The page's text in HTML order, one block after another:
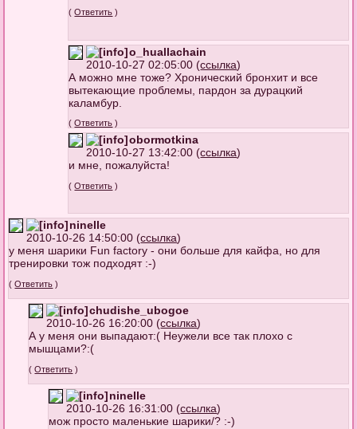
(Ответить )
o_huallachain
2010-10-27 02:05:00 (ссылка)
А можно мне тоже? Хронический бронхит и все
вытекающие проблемы, пардон за дурацкий
каламбур.
(Ответить )
obormotkina
2010-10-27 13:42:00 (ссылка)
и мне, пожалуйста!
(Ответить )
ninelle
2010-10-26 14:50:00 (ссылка)
у меня шарики Fun factory - они больше для кайфа, но для
тренировки тож подходят :-)
(Ответить )
chudishe_ubogoe
2010-10-26 16:20:00 (ссылка)
А у меня они выпадают:( Неужели все так плохо с
мышцами?:(
(Ответить )
ninelle
2010-10-26 16:31:00 (ссылка)
мож просто маленькие шарики/? :-)